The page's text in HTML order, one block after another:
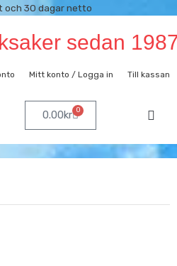
och 30 dagar netto
sedan
Mitt konto / Logga in Till kassan
0.00kr 0
Varukorg